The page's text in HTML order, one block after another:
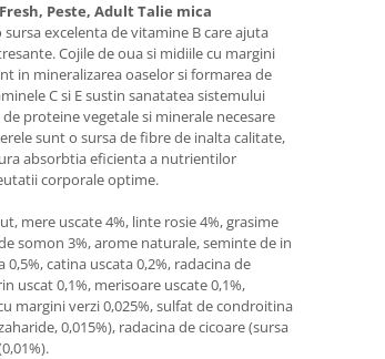
Peste, Adult Talie mica
excelenta de vitamine B care ajuta
Cojile de oua si midiile cu margini
in mineralizarea oaselor si formarea de
C si E sustin sanatatea sistemului
proteine vegetale si minerale necesare
sunt o sursa de fibre de inalta calitate,
absorbtia eficienta a nutrientilor
corporale optime.
mere uscate 4%, linte rosie 4%, grasime
somon 3%, arome naturale, seminte de in
catina uscata 0,2%, radacina de
uscat 0,1%, merisoare uscate 0,1%,
margini verzi 0,025%, sulfat de condroitina
0,015%), radacina de cicoare (sursa